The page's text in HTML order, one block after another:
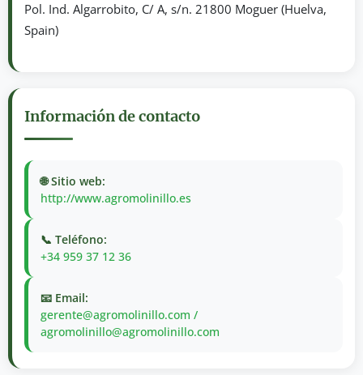
Pol. Ind. Algarrobito, C/ A, s/n. 21800 Moguer (Huelva,
Spain)
Información de contacto
🌐 Sitio web:
http://www.agromolinillo.es
📞 Teléfono:
+34 959 37 12 36
📧 Email:
gerente@agromolinillo.com /
agromolinillo@agromolinillo.com